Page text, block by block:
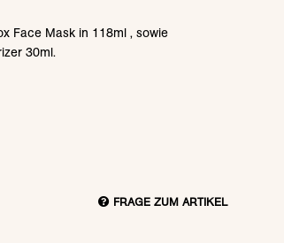
Face Mask in 118ml , sowie
30ml.
FRAGE ZUM ARTIKEL